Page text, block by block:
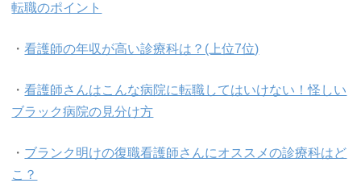
転職のポイント
・看護師の年収が高い診療科は？(上位7位)
・看護師さんはこんな病院に転職してはいけない！怪しい
ブラック病院の見分け方
・ ブランク明けの復職看護師さんにオススメの診療科はど
こ？